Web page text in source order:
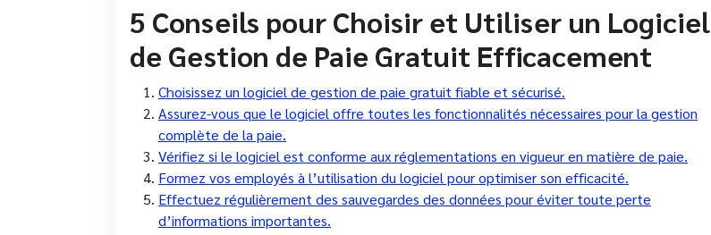
5 Conseils pour Choisir et Utiliser un Logiciel
de Gestion de Paie Gratuit Efficacement
Choisissez un logiciel de gestion de paie gratuit fiable et sécurisé.
Assurez-vous que le logiciel offre toutes les fonctionnalités nécessaires pour la gestion
complète de la paie.
Vérifiez si le logiciel est conforme aux réglementations en vigueur en matière de paie.
Formez vos employés à l’utilisation du logiciel pour optimiser son efficacité.
Effectuez régulièrement des sauvegardes des données pour éviter toute perte
d’informations importantes.